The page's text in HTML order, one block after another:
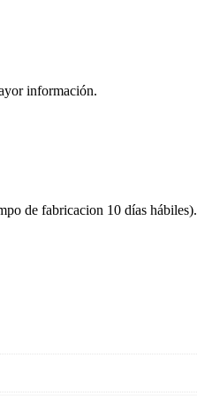
información.
de fabricacion 10 días hábiles).